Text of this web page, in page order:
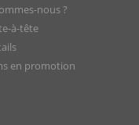
nous ?
à-tête
en promotion